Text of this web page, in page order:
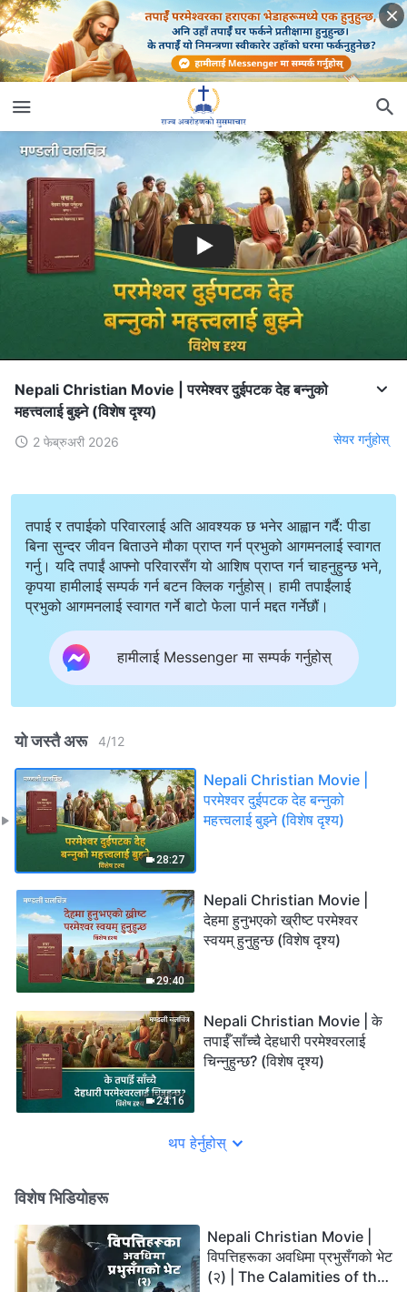
Nepali Christian Movie | परमेश्‍वर दुईपटक देह बन्‍नुको
महत्त्वलाई बुझ्ने (विशेष दृश्य)
2 फेब्रुअरी 2026 सेयर गर्नुहोस्
तपाई र तपाईको परिवारलाई अति आवश्यक छ भनेर आह्वान गर्दै: पीडा
बिना सुन्दर जीवन बिताउने मौका प्राप्त गर्न प्रभुको आगमनलाई स्वागत
गर्नु। यदि तपाईं आफ्नो परिवारसँग यो आशिष प्राप्त गर्न चाहनुहुन्छ भने,
कृपया हामीलाई सम्पर्क गर्न बटन क्लिक गर्नुहोस्। हामी तपाईंलाई
प्रभुको आगमनलाई स्वागत गर्ने बाटो फेला पार्न मद्दत गर्नेछौं।
हामीलाई Messenger मा सम्पर्क गर्नुहोस्
यो जस्तै अरू 4/12
28:27
Nepali Christian Movie |
परमेश्‍वर दुईपटक देह बन्‍नुको
महत्त्वलाई बुझ्ने (विशेष दृश्य)
29:40
Nepali Christian Movie |
देहमा हुनुभएको ख्रीष्‍ट परमेश्‍वर
स्वयम्‌ हुनुहुन्छ (विशेष दृश्य)
24:16
Nepali Christian Movie | के
तपाईँ साँच्चै देहधारी परमेश्‍वरलाई
चिन्नुहुन्छ? (विशेष दृश्य)
थप हेर्नुहोस्
विशेष भिडियोहरू
Nepali Christian Movie |
विपत्तिहरूका अवधिमा प्रभुसँगको भेट
(२) | The Calamities of the